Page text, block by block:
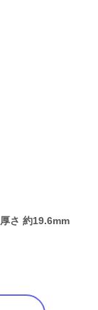
さ 約19.6mm